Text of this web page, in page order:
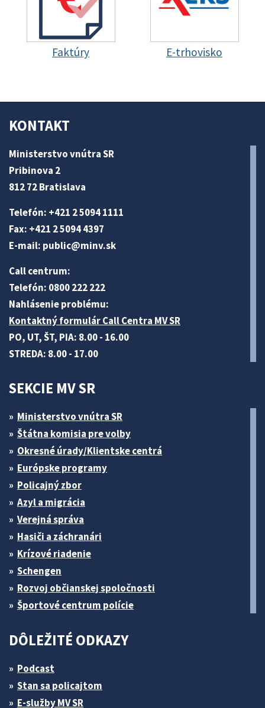
Faktúry E-trhovisko
KONTAKT
Ministerstvo vnútra SR
Pribinova 2
812 72 Bratislava
Telefón: +421 2 5094 1111
Fax: +421 2 5094 4397
E-mail: public@minv.sk
Call centrum:
Telefón: 0800 222 222
Nahlásenie problému:
Kontaktný formulár Call Centra MV SR
PO, UT, ŠT, PIA: 8.00 - 16.00
STREDA: 8.00 - 17.00
SEKCIE MV SR
Ministerstvo vnútra SR
Štátna komisia pre volby
Okresné úrady/Klientske centrá
Európske programy
Policajný zbor
Azyl a migrácia
Verejná správa
Hasiči a záchranári
Krízové riadenie
Schengen
Rozvoj občianskej spoločnosti
Športové centrum polície
DÔLEŽITÉ ODKAZY
Podcast
Stan sa policajtom
E-služby MV SR